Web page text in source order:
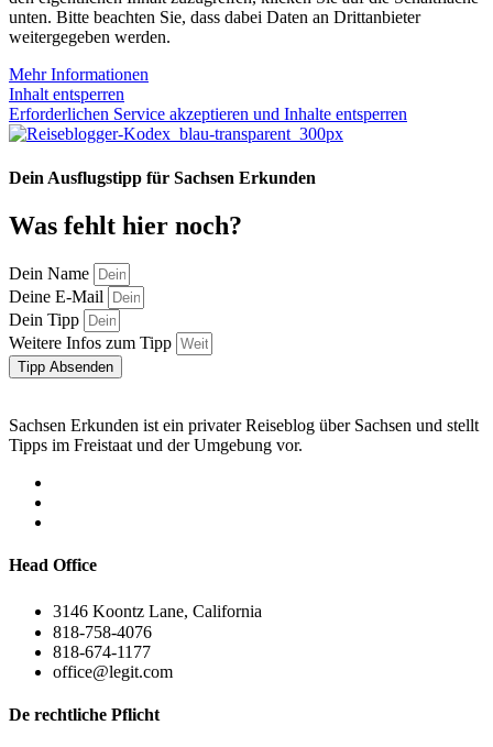
unten. Bitte beachten Sie, dass dabei Daten an Drittanbieter
weitergegeben werden.
Mehr Informationen
Inhalt entsperren
Erforderlichen Service akzeptieren und Inhalte entsperren
Dein Ausflugstipp für Sachsen Erkunden
Was fehlt hier noch?
Dein Name
Deine E-Mail
Dein Tipp
Weitere Infos zum Tipp
Tipp Absenden
Sachsen Erkunden ist ein privater Reiseblog über Sachsen und stellt
Tipps im Freistaat und der Umgebung vor.
Head Office
3146 Koontz Lane, California
818-758-4076
818-674-1177
office@legit.com
De rechtliche Pflicht